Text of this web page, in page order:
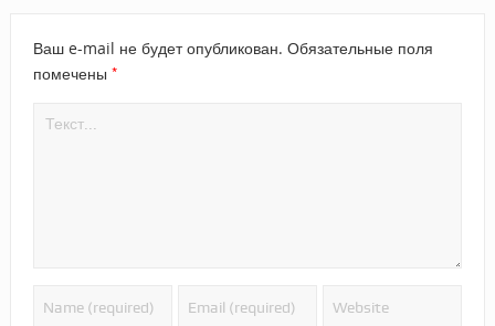
Ваш e-mail не будет опубликован. Обязательные поля
помечены *